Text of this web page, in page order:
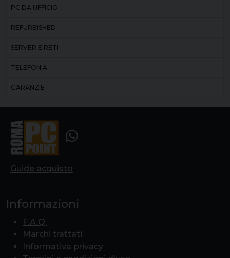
PC DA UFFICIO
REFURBISHED
SERVER E RETI
TELEFONIA
GARANZIE
Guide acquisto
Informazioni
F.A.Q.
Marchi trattati
Informativa privacy